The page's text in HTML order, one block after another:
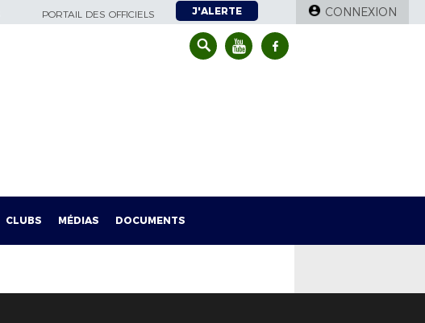
PORTAIL DES OFFICIELS J'ALERTE CONNEXION
CLUBS MÉDIAS DOCUMENTS